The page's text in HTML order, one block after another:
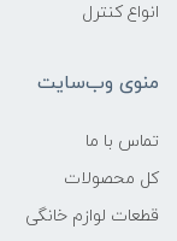
انواع کنترل
منوی وب‌سایت
تماس با ما
کل محصولات
قطعات لوازم خانگی